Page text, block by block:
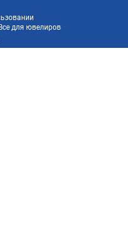
для ювелиров